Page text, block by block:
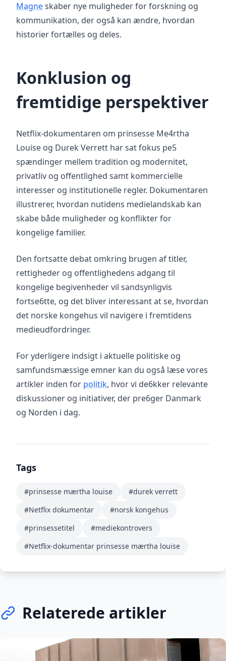
Magneskaber nye muligheder for forskning og
kommunikation, der også kan ændre, hvordan
historier fortælles og deles.
Konklusion og
fremtidige perspektiver
Netflix-dokumentaren om prinsesse Me4rtha
Louise og Durek Verrett har sat fokus pe5
spændinger mellem tradition og modernitet,
privatliv og offentlighed samt kommercielle
interesser og institutionelle regler. Dokumentaren
illustrerer, hvordan nutidens medielandskab kan
skabe både muligheder og konflikter for
kongelige familier.
Den fortsatte debat omkring brugen af titler,
rettigheder og offentlighedens adgang til
kongelige begivenheder vil sandsynligvis
fortse6tte, og det bliver interessant at se, hvordan
det norske kongehus vil navigere i fremtidens
medieudfordringer.
For yderligere indsigt i aktuelle politiske og
samfundsmæssige emner kan du også læse vores
artikler inden for politik, hvor vi de6kker relevante
diskussioner og initiativer, der pre6ger Danmark
og Norden i dag.
Tags
#prinsesse mærtha louise
#durek verrett
#Netflix dokumentar
#norsk kongehus
#prinsessetitel
#mediekontrovers
#Netflix-dokumentar prinsesse mærtha louise
Relaterede artikler